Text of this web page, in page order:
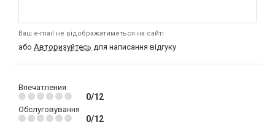
Ваш e-mail не відображатиметься на сайті
або Авторизуйтесь для написання відгуку
Впечатления
0/12
Обслуговування
0/12